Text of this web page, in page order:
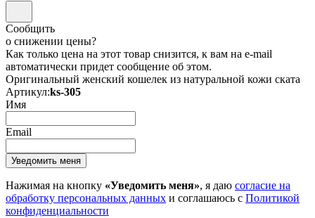
Сообщить
о снижении цены?
Как только цена на этот товар снизится, к вам на e-mail
автоматически придет сообщение об этом.
Оригинальный женский кошелек из натуральной кожи ската
Артикул:ks-305
Имя
Email
Нажимая на кнопку «Уведомить меня», я даю согласие на
обработку персональных данных и соглашаюсь с Политикой
конфиденциальности